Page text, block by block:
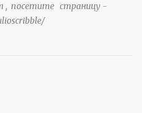
, посетите страницу -